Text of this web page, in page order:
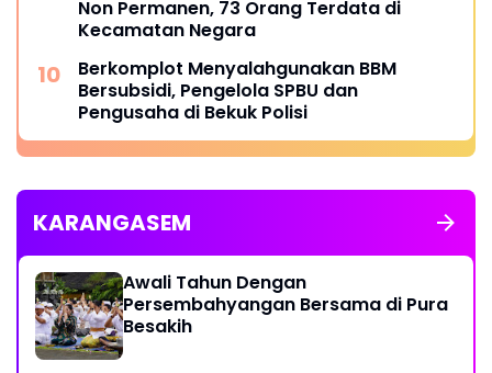
Non Permanen, 73 Orang Terdata di
Kecamatan Negara
Berkomplot Menyalahgunakan BBM
Bersubsidi, Pengelola SPBU dan
Pengusaha di Bekuk Polisi
KARANGASEM
Awali Tahun Dengan
Persembahyangan Bersama di Pura
Besakih